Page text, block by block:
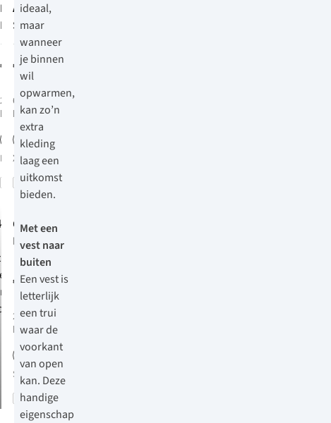
Patagonia
Better
Sweater Vest
Bodywarmer
2
€129,95
2
kleuren
beschikbaar
Meer maten
beschikbaar
Vergelijk
Ayacucho
Sherpa Fleecevest
Dames
€69,95
6 kleuren
beschikbaar
XSSMLXL
Vergelijk
Carhartt
Marquette
Vest
€69,95
2 kleuren
beschikbaar
S M
Vergelijk
Net binnen
ideaal,
maar
wanneer
je binnen
wil
opwarmen,
kan zo’n
extra
kleding
laag een
uitkomst
bieden.
Met een
vest naar
buiten
Een vest is
letterlijk
een trui
waar de
voorkant
van open
kan. Deze
handige
eigenschap